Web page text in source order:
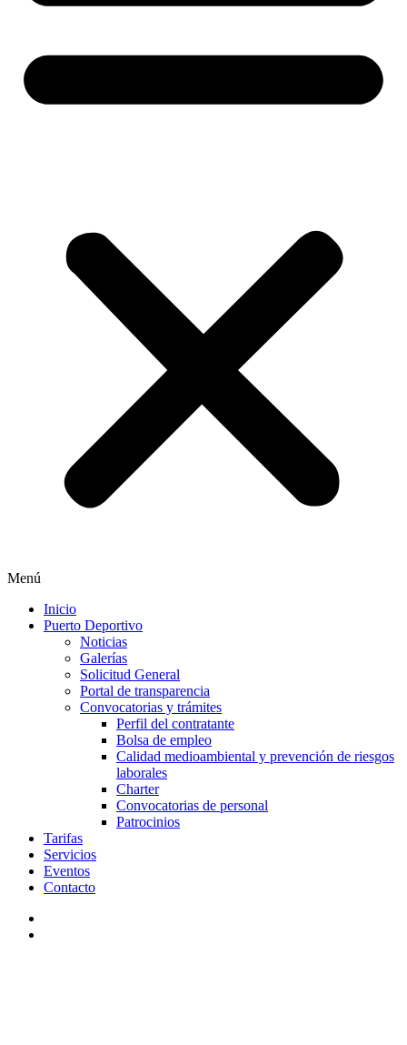
Menú
Inicio
Puerto Deportivo
Noticias
Galerías
Solicitud General
Portal de transparencia
Convocatorias y trámites
Perfil del contratante
Bolsa de empleo
Calidad medioambiental y prevención de riesgos
laborales
Charter
Convocatorias de personal
Patrocinios
Tarifas
Servicios
Eventos
Contacto